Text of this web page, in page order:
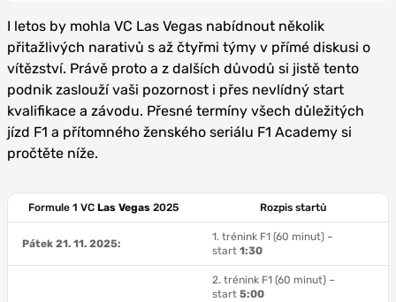
I letos by mohla VC Las Vegas nabídnout několik
přitažlivých narativů s až čtyřmi týmy v přímé diskusi o
vítězství. Právě proto a z dalších důvodů si jistě tento
podnik zaslouží vaši pozornost i přes nevlídný start
kvalifikace a závodu. Přesné termíny všech důležitých
jízd F1 a přítomného ženského seriálu F1 Academy si
pročtěte níže.
Formule 1 VC Las Vegas2025 Rozpis startů
Pátek 21. 11. 2025:
1. trénink F1 (60 minut) –
start 1:30
2. trénink F1 (60 minut) –
start 5:00